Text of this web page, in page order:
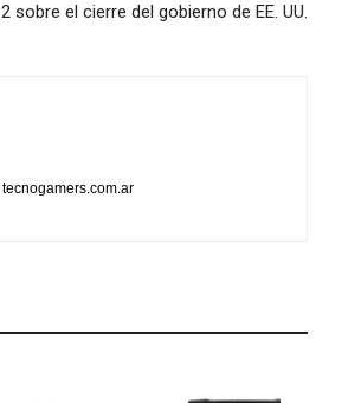
sobre el cierre del gobierno de EE. UU.